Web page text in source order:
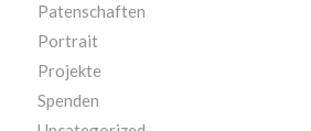
Patenschaften
Portrait
Projekte
Spenden